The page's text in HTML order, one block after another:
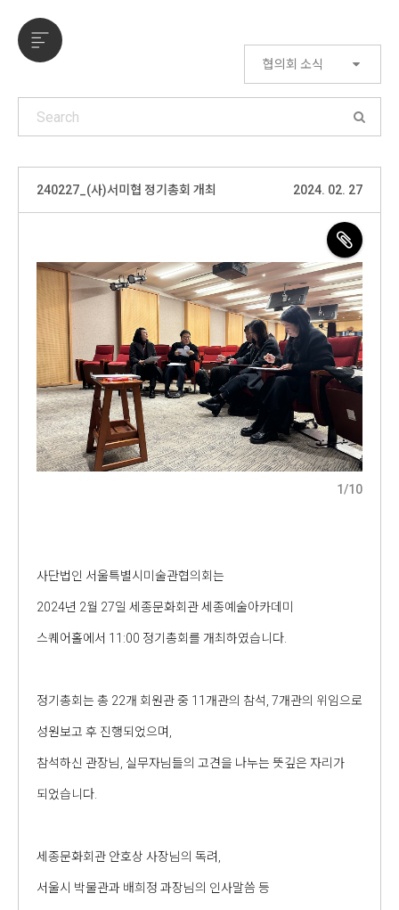
협의회 소식
240227_(사)서미협 정기총회 개최 2024. 02. 27
1/10
사단법인 서울특별시미술관협의회는
2024년 2월 27일 세종문화회관 세종예술아카데미
스퀘어홀에서 11:00 정기총회를 개최하였습니다.
정기총회는 총 22개 회원관 중 11개관의 참석, 7개관의 위임으로
성원보고 후 진행되었으며,
참석하신 관장님, 실무자님들의 고견을 나누는 뜻깊은 자리가
되었습니다.
세종문화회관 안호상 사장님의 독려,
서울시 박물관과 배희정 과장님의 인사말씀 등